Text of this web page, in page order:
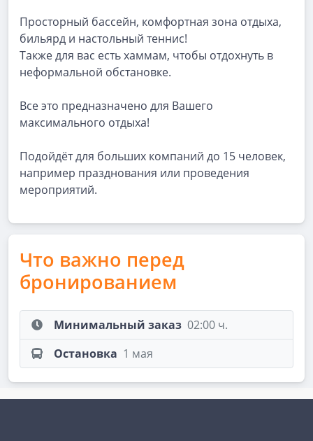
Просторный бассейн, комфортная зона отдыха,
бильярд и настольный теннис!
Также для вас есть хаммам, чтобы отдохнуть в
неформальной обстановке.
Все это предназначено для Вашего
максимального отдыха!
Подойдёт для больших компаний до 15 человек,
например празднования или проведения
мероприятий.
Что важно перед
бронированием
Минимальный заказ 02:00 ч.
Остановка 1 мая